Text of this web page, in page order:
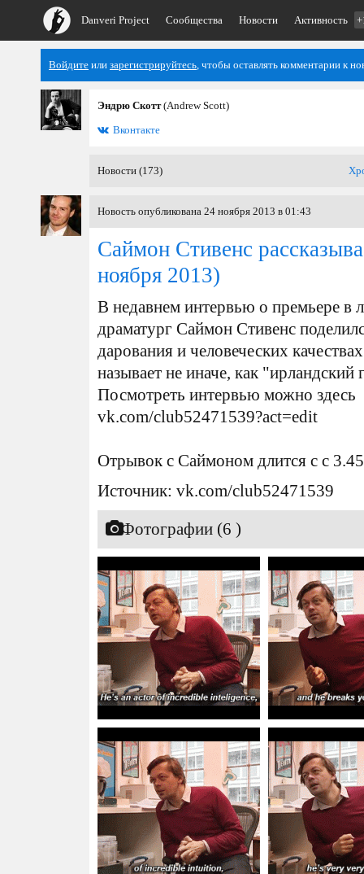
Danveri Project Сообщества Новости Активность
Войдите или зарегистрируйтесь, чтобы оставлять комментарии к
Эндрю Скотт(Andrew Scott)
Вконтакте
Новости (173)
Новость опубликована 24 ноября 2013 в 01:43
Саймон Стивенс
ноября 2013)
В недавнем интервью о премьере в
драматург Саймон Стивенс
дарования и человеческих
называет не иначе, как "ирландский
Посмотреть интервью можно здесь
vk.com/club52471539?act=edit
Отрывок с Саймоном длится с с
Источник: vk.com/club52471539
Фотографии (6 )